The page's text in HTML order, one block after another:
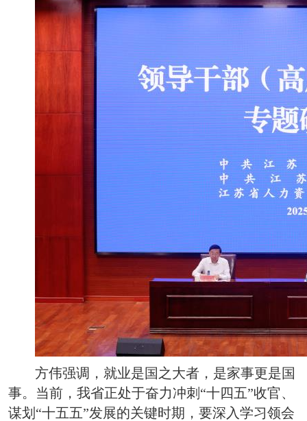
方伟强调，就业是国之大者，是家事更是国
事。当前，我省正处于奋力冲刺“十四五”收官、
谋划“十五五”发展的关键时期，要深入学习领会